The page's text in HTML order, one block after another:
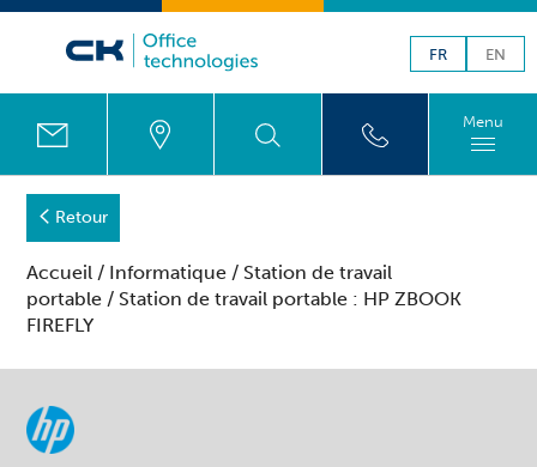
FR EN
Menu
Retour
Accueil / Informatique / Station de travail
portable / Station de travail portable : HP ZBOOK
FIREFLY